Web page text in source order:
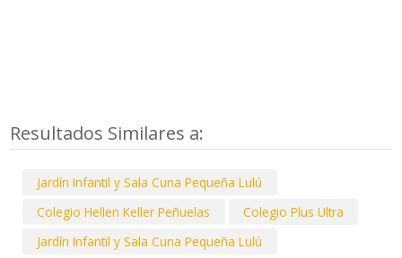
Resultados Similares a:
Jardín Infantil y Sala Cuna Pequeña Lulú
Colegio Hellen Keller Peñuelas
Colegio Plus Ultra
Jardín Infantil y Sala Cuna Pequeña Lulú